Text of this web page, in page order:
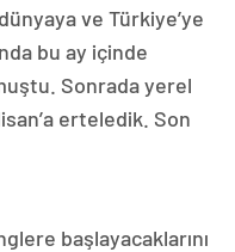
ve Türkiye’ye
bu ay içinde
Sonrada yerel
erteledik. Son
başlayacaklarını